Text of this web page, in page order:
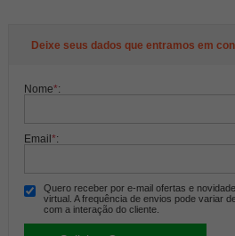
Deixe seus dados que entramos em
Nome*:
Email*:
Quero receber por e-mail ofertas e
virtual. A frequência de envios pode variar
com a interação do cliente.